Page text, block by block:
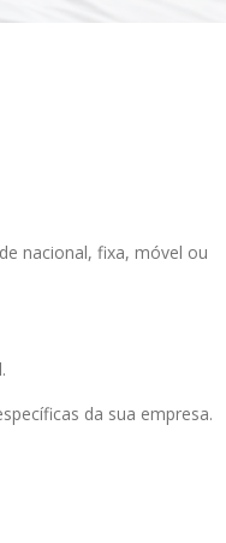
nacional, fixa, móvel ou
da sua empresa.